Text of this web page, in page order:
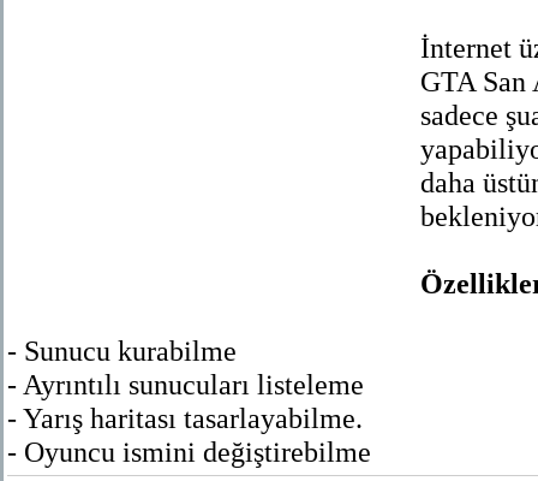
İnternet
GTA San
sadece
daha
- Sunucu kurabilme
- Ayrıntılı sunucuları listeleme
- Yarış haritası tasarlayabilme.
- Oyuncu ismini değiştirebilme